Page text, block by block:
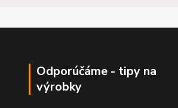
Odporúčáme - tipy na
výrobky